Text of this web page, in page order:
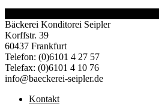
Bäckerei Konditorei Seipler
Korffstr. 39
60437 Frankfurt
Telefon: (0)6101 4 27 57
Telefax: (0)6101 4 10 76
info@baeckerei-seipler.de
Kontakt